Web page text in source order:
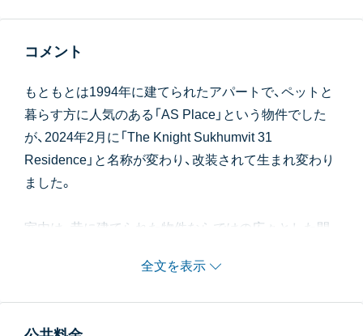
コメント
もともとは1994年に建てられたアパートで、ペットと
暮らす方に人気のある「AS Place」という物件でした
が、2024年2月に「The Knight Sukhumvit 31
Residence」と名称が変わり、改装されて生まれ変わり
ました。
室内は、昔に建てられた物件ならではの広々とした間
全文を表示